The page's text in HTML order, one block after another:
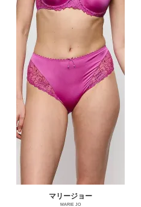
マリージョー
MARIE JO